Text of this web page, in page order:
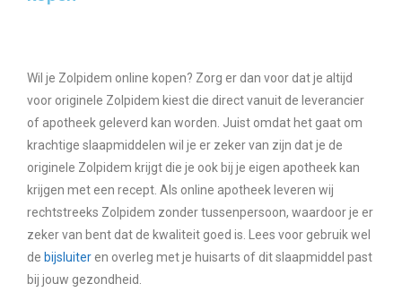
Wil je Zolpidem online kopen? Zorg er dan voor dat je altijd
voor originele Zolpidem kiest die direct vanuit de leverancier
of apotheek geleverd kan worden. Juist omdat het gaat om
krachtige slaapmiddelen wil je er zeker van zijn dat je de
originele Zolpidem krijgt die je ook bij je eigen apotheek kan
krijgen met een recept. Als online apotheek leveren wij
rechtstreeks Zolpidem zonder tussenpersoon, waardoor je er
zeker van bent dat de kwaliteit goed is. Lees voor gebruik wel
de bijsluiteren overleg met je huisarts of dit slaapmiddel past
bij jouw gezondheid.